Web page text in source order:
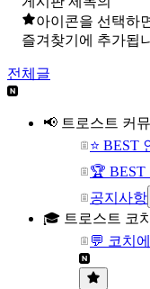
아이콘을 선택하
즐겨찾기에 추가됩
전체글
📢 트로스트 커
⭐ BEST
🏆 BEST
공지사항
🎓 트로스트 코치
💬 코치